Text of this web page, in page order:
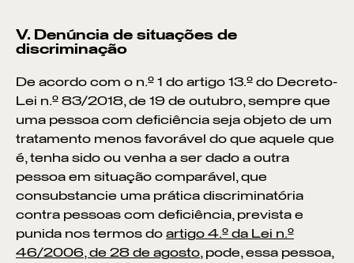
VER POR:
OFICINA COMÉRCIO
V. Denúncia de situações de
discriminação
De acordo com o n.º 1 do artigo 13.º do Decreto-
Lei n.º 83/2018, de 19 de outubro, sempre que
uma pessoa com deficiência seja objeto de um
tratamento menos favorável do que aquele que
é, tenha sido ou venha a ser dado a outra
pessoa em situação comparável, que
consubstancie uma prática discriminatória
contra pessoas com deficiência, prevista e
punida nos termos do artigo 4.º da Lei n.º
46/2006, de 28 de agosto, pode, essa pessoa,